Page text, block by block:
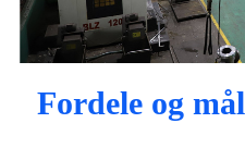
Fordele og mål